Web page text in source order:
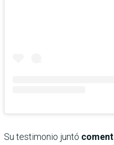
Su testimonio juntó